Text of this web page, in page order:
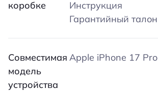
коробке
Инструкция
Гарантийный талон
Совместимая
модель
устройства
Apple iPhone 17 Pro